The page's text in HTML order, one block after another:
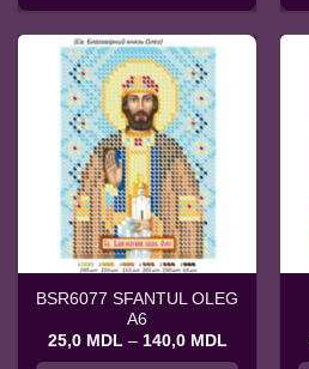
la
are
mai
multe
variații.
Opțiunile
pot
fi
alese
în
pagina
produsului.
BSR6077 SFANTUL OLEG
A6
25,0 MDL – 140,0 MDLInterval